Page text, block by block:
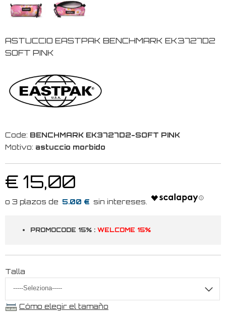
ASTUCCIO EASTPAK BENCHMARK EK3727D2
SOFT PINK
Code: BENCHMARK EK3727D2-SOFT PINK
Motivo: astuccio morbido
€ 15,00
5.00 €
PROMOCODE 15% : WELCOME 15%
Talla
Cómo elegir el tamaño